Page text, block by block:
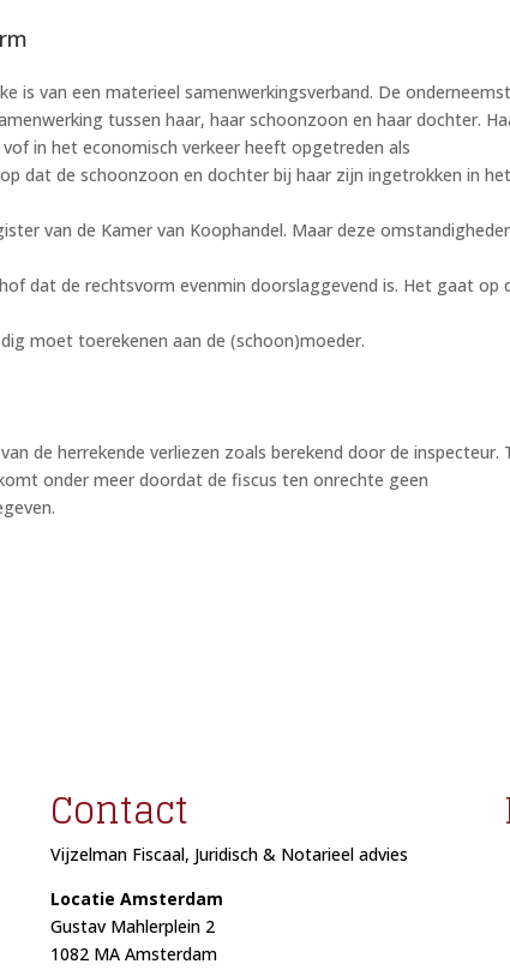
is van een materieel samenwerkingsverband. De
tussen haar, haar schoonzoon en haar dochter.
in het economisch verkeer heeft opgetreden als
dat de schoonzoon en dochter bij haar zijn ingetrokken in het
van de Kamer van Koophandel. Maar deze
dat de rechtsvorm evenmin doorslaggevend is. Het gaat op
moet toerekenen aan de (schoon)moeder.
de herrekende verliezen zoals berekend door de inspecteur.
onder meer doordat de fiscus ten onrechte geen
Contact
Vijzelman Fiscaal, Juridisch & Notarieel advies
Locatie Amsterdam
Gustav Mahlerplein 2
1082 MA Amsterdam